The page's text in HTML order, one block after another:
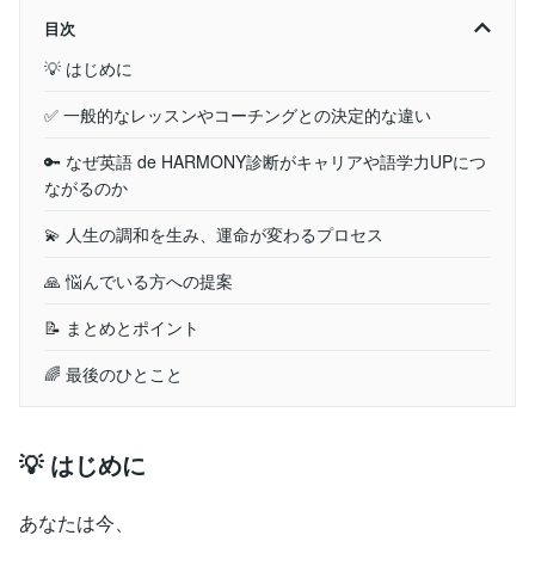
目次
💡 はじめに
✅ 一般的なレッスンやコーチングとの決定的な違い
🔑 なぜ英語 de HARMONY診断がキャリアや語学力UPにつ
ながるのか
💫 人生の調和を生み、運命が変わるプロセス
🙏 悩んでいる方への提案
📝 まとめとポイント
🌈 最後のひとこと
💡 はじめに
あなたは今、